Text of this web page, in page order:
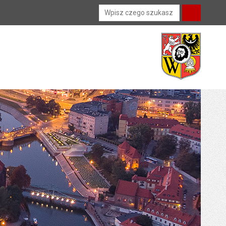
Wyszukiwarka